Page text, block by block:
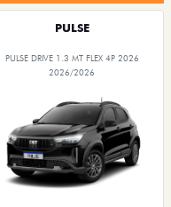
PULSE
PULSE DRIVE 1.3 MT FLEX 4P 2026
2026/2026